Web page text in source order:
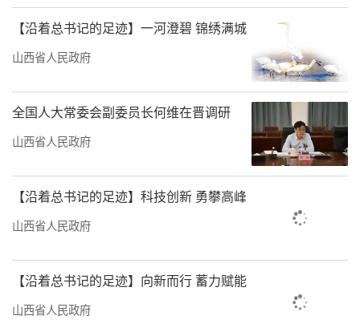
【沿着总书记的足迹】一河澄碧 锦绣满城
山西省人民政府
全国人大常委会副委员长何维在晋调研
山西省人民政府
【沿着总书记的足迹】科技创新 勇攀高峰
山西省人民政府
【沿着总书记的足迹】向新而行 蓄力赋能
山西省人民政府